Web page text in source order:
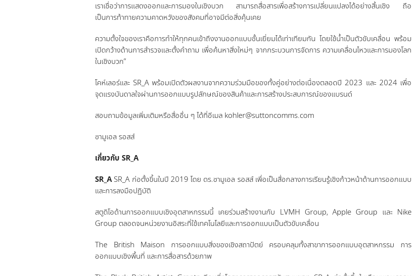
เราเชื่อว่าการแสดงออกและการมองในเชิงบวก สามารถสื่อสารเพื่อสร้างการเปลี่ยนแปลงได้อย่างสิ้นเชิง ถือ
เป็นการท้าทายความคาดหวังของสังคมที่อาจมีต่อสิ่งคุ้นเคย
ความตั้งใจของเราคือการทำให้ทุกคนเข้าถึงงานออกแบบชั้นเยี่ยมได้เท่าเทียมกัน โดยใช้น้ำเป็นตัวขับเคลื่อน พร้อม
เปิดกว้างด้านการสำรวจและตั้งคำถาม เพื่อค้นหาสิ่งใหม่ๆ จากกระบวนการจัดการ ความเคลื่อนไหวและการมองโลก
ในเชิงบวก”
โคห์เลอร์และ SR_A พร้อมเปิดตัวผลงานจากความร่วมมือของทั้งคู่อย่างต่อเนื่องตลอดปี 2023 และ 2024 เพื่อ
จุดแรงบันดาลใจผ่านการออกแบบรูปลักษณ์ของสินค้าและการสร้างประสบการณ์ของแบรนด์
สอบถามข้อมูลเพิ่มเติมหรือสื่ออื่น ๆ ได้ที่อีเมล kohler@suttoncomms.com
ซามูเอล รอสส์
เกี่ยวกับ SR_A
SR_ASR_A ก่อตั้งขึ้นในปี 2019 โดย ดร.ซามูเอล รอสส์ เพื่อเป็นสื่อกลางการเรียนรู้เชิงก้าวหน้าด้านการออกแบบ
และการลงมือปฏิบัติ
สตูดิโอด้านการออกแบบเชิงอุตสาหกรรมนี้ เคยร่วมสร้างงานกับ LVMH Group, Apple Group และ Nike
Group ตลอดจนหน่วยงานอิสระที่ใช้เทคโนโลยีและการออกแบบเป็นตัวขับเคลื่อน
The British Maison การออกแบบสิ่งของเชิงสถาปัตย์ ครอบคลุมทั้งสาขาการออกแบบอุตสาหกรรม การ
ออกแบบเชิงพื้นที่ และการสื่อสารด้วยภาพ